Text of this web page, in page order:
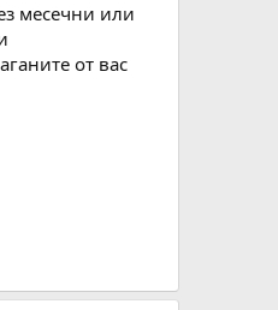
месечни или
от вас